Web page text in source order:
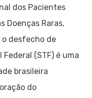
dos Pacientes
Doenças Raras,
o desfecho de
(STF) é uma
brasileira
do